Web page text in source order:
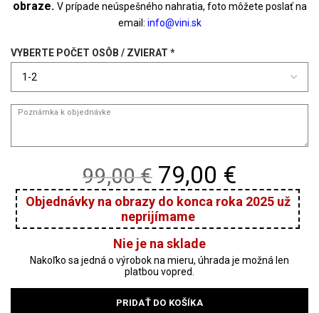
V prípade neúspešného nahratia, foto môžete poslať na
email:
VYBERTE POČET OSÔB / ZVIERAT *
99,00 € Original
price
was:
99,00 €.
79,00 €
price
is:
79,00
Nie je na sklade
PRIDAŤ DO KOŠÍKA